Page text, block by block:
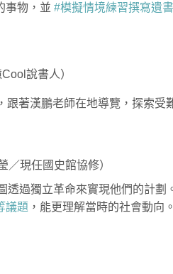
事物，並 #模擬情境練習撰寫遺書
說書人）
，跟著漢鵬老師在地導覽，探索受
現任國史館協修）
透過獨立革命來實現他們的計劃
議題 ，能更理解當時的社會動向。